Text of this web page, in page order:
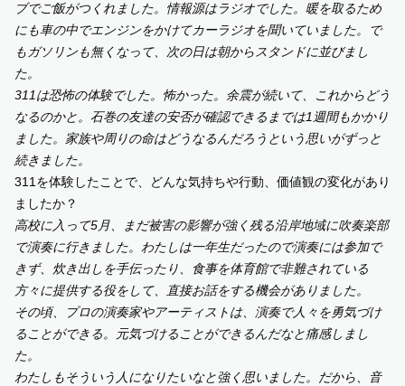
ブでご飯がつくれました。情報源はラジオでした。暖を取るため
にも車の中でエンジンをかけてカーラジオを聞いていました。で
もガソリンも無くなって、次の日は朝からスタンドに並びまし
た。
311は恐怖の体験でした。怖かった。余震が続いて、これからどう
なるのかと。石巻の友達の安否が確認できるまでは1週間もかかり
ました。家族や周りの命はどうなるんだろうという思いがずっと
続きました。
311を体験したことで、どんな気持ちや行動、価値観の変化があり
ましたか？
高校に入って5月、まだ被害の影響が強く残る沿岸地域に吹奏楽部
で演奏に行きました。わたしは一年生だったので演奏には参加で
きず、炊き出しを手伝ったり、食事を体育館で非難されている
方々に提供する役をして、直接お話をする機会がありました。
その頃、プロの演奏家やアーティストは、演奏で人々を勇気づけ
ることができる。元気づけることができるんだなと痛感しまし
た。
わたしもそういう人になりたいなと強く思いました。だから、音